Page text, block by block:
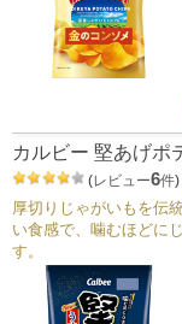
カルビー 堅あげポ
(レビュー6件)
厚切りじゃがいもを伝
い食感で、噛むほどに
す。